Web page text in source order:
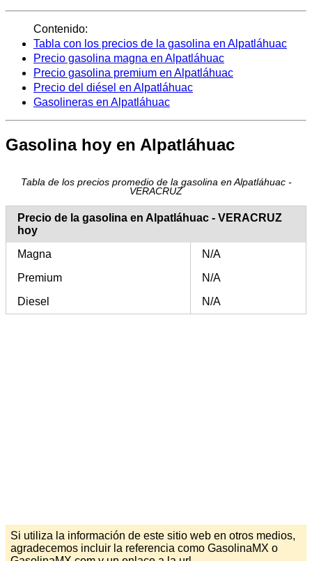
Contenido:
Tabla con los precios de la gasolina en Alpatláhuac
Precio gasolina magna en Alpatláhuac
Precio gasolina premium en Alpatláhuac
Precio del diésel en Alpatláhuac
Gasolineras en Alpatláhuac
Gasolina hoy en Alpatláhuac
Tabla de los precios promedio de la gasolina en Alpatláhuac -
VERACRUZ
Precio de la gasolina en Alpatláhuac - VERACRUZ
hoy
Magna
N/A
Premium
N/A
Diesel
N/A
Si utiliza la información de este sitio web en otros medios,
agradecemos incluir la referencia como GasolinaMX o